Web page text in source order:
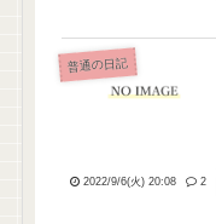
普通の日記
2022/9/6(火) 20:08 2